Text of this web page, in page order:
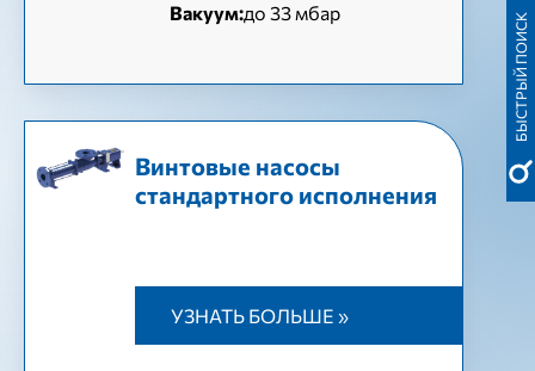
Вакуум:до 33 мбар
Винтовые насосы
стандартного исполнения
УЗНАТЬ БОЛЬШЕ »
БЫСТРЫЙ ПОИСК